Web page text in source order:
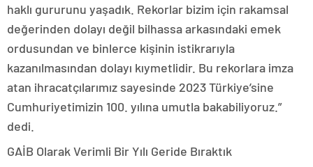
haklı gururunu yaşadık. Rekorlar bizim için rakamsal
değerinden dolayı değil bilhassa arkasındaki emek
ordusundan ve binlerce kişinin istikrarıyla
kazanılmasından dolayı kıymetlidir. Bu rekorlara imza
atan ihracatçılarımız sayesinde 2023 Türkiye’sine
Cumhuriyetimizin 100. yılına umutla bakabiliyoruz.”
dedi.
GAİB Olarak Verimli Bir Yılı Geride Bıraktık